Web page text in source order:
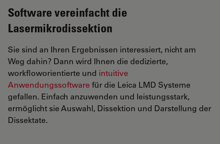
Software vereinfacht die
Lasermikrodissektion
Sie sind an Ihren Ergebnissen interessiert, nicht am
Weg dahin? Dann wird Ihnen die dedizierte,
workfloworientierte und intuitive
Anwendungssoftware für die Leica LMD Systeme
gefallen. Einfach anzuwenden und leistungsstark,
ermöglicht sie Auswahl, Dissektion und Darstellung der
Dissektate.